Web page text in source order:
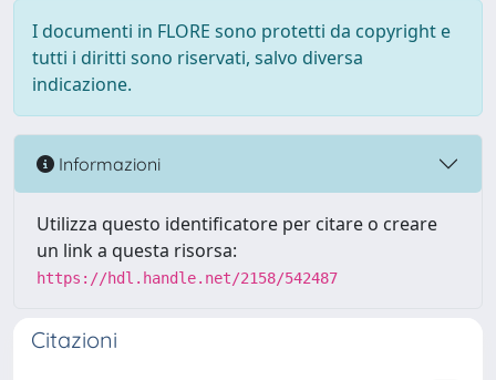
I documenti in FLORE sono protetti da copyright e
tutti i diritti sono riservati, salvo diversa
indicazione.
Informazioni
Utilizza questo identificatore per citare o creare
un link a questa risorsa:
https://hdl.handle.net/2158/542487
Citazioni